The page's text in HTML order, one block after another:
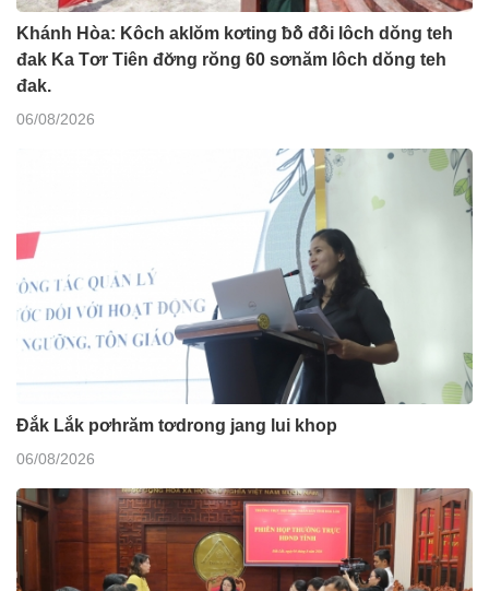
Khánh Hòa: Kôch aklŏm kơting ƀô̆ đô̆i lôch dŏng teh
đak Ka Tơr Tiên đơ̆ng rŏng 60 sơnăm lôch dŏng teh
đak.
06/08/2026
Đắk Lắk pơhrăm tơdrong jang lui khop
06/08/2026